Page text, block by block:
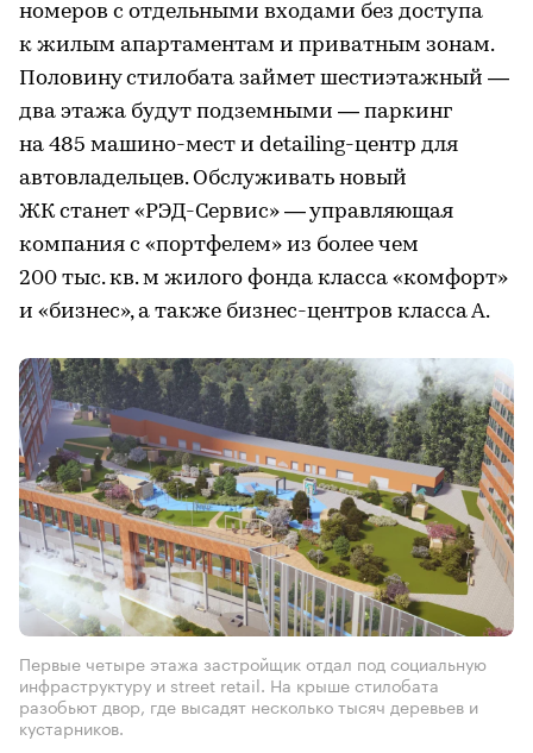
номеров с отдельными входами без доступа
к жилым апартаментам и приватным зонам.
Половину стилобата займет шестиэтажный —
два этажа будут подземными — паркинг
на 485 машино-мест и detailing-центр для
автовладельцев. Обслуживать новый
ЖК станет «РЭД-Сервис» — управляющая
компания с «портфелем» из более чем
200 тыс. кв. м жилого фонда класса «комфорт»
и «бизнес», а также бизнес-центров класса А.
Первые четыре этажа застройщик отдал под социальную
инфраструктуру и street retail. На крыше стилобата
разобьют двор, где высадят несколько тысяч деревьев и
кустарников.